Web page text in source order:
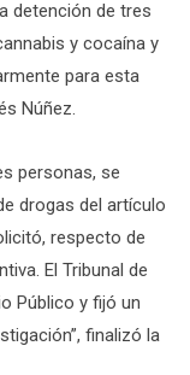
detención de tres
y cocaína y
para esta
Núñez.
personas, se
drogas del artículo
respecto de
El Tribunal de
Público y fijó un
finalizó la